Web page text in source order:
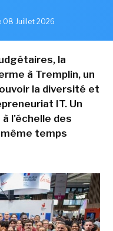
08 Juillet 2026
la
à Tremplin, un
la diversité et
IT. Un
l'échelle des
temps